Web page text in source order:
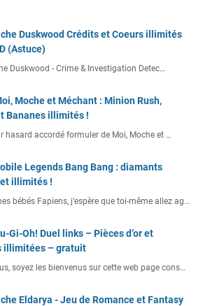
Duskwood Crédits et Coeurs illimités
(Astuce)
Duskwood - Crime & Investigation Detec…
Moche et Méchant : Minion Rush,
Bananes illimités !
hasard accordé formuler de Moi, Moche et …
Legends Bang Bang : diamants
illimités !
bébés Fapiens, j’espère que toi-même allez ag…
Gi-Oh! Duel links – Pièces d’or et
illimitées – gratuit
soyez les bienvenus sur cette web page cons…
Eldarya - Jeu de Romance et Fantasy